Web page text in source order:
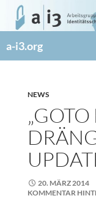
Zum
Inhalt
a-i3.org
NEWS
„GOTO
20. MÄRZ 2014
KOMMENTAR